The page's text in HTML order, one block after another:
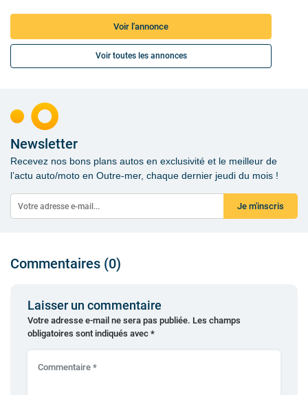
Voir l'annonce
Voir toutes les annonces
Newsletter
Recevez nos bons plans autos en exclusivité et le meilleur de
l’actu auto/moto en Outre-mer, chaque dernier jeudi du mois !
Je m'inscris
Commentaires (0)
Laisser un commentaire
Votre adresse e-mail ne sera pas publiée. Les champs
obligatoires sont indiqués avec *